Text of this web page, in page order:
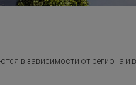
в зависимости от региона